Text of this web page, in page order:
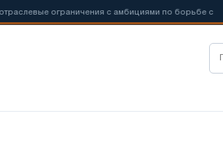
ограничения с амбициями по борьбе с